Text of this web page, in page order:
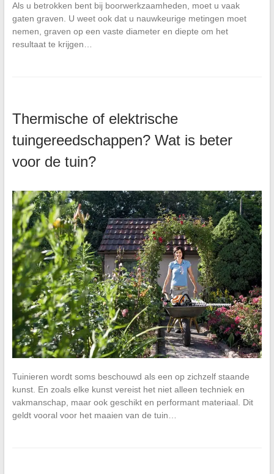
Als u betrokken bent bij boorwerkzaamheden, moet u vaak
gaten graven. U weet ook dat u nauwkeurige metingen moet
nemen, graven op een vaste diameter en diepte om het
resultaat te krijgen…
Thermische of elektrische
tuingereedschappen? Wat is beter
voor de tuin?
Tuinieren wordt soms beschouwd als een op zichzelf staande
kunst. En zoals elke kunst vereist het niet alleen techniek en
vakmanschap, maar ook geschikt en performant materiaal. Dit
geldt vooral voor het maaien van de tuin…